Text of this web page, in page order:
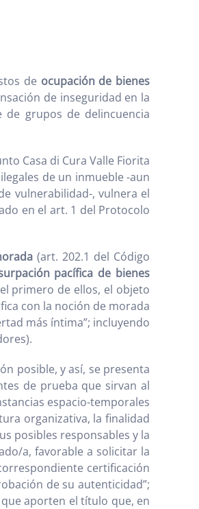
de ocupación de bienes
de inseguridad en la
grupos de delincuencia
Casa di Cura Valle Fiorita
de un inmueble -aun
vulnerabilidad-, vulnera el
en el art. 1 del Protocolo
(art. 202.1 del Código
pacífica de bienes
primero de ellos, el objeto
con la noción de morada
más íntima”; incluyendo
posible, y así, se presenta
de prueba que sirvan al
espacio-temporales
organizativa, la finalidad
posibles responsables y la
a, favorable a solicitar la
certificación
de su autenticidad”;
aporten el título que, en